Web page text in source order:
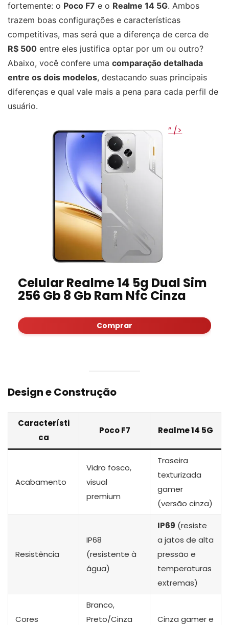
fortemente: o Poco F7 e o Realme 14 5G. Ambos
trazem boas configurações e características
competitivas, mas será que a diferença de cerca de
R$ 500 entre eles justifica optar por um ou outro?
Abaixo, você confere uma comparação detalhada
entre os dois modelos, destacando suas principais
diferenças e qual vale mais a pena para cada perfil de
usuário.
” />
Celular Realme 14 5g Dual Sim
256 Gb 8 Gb Ram Nfc Cinza
Comprar
Design e Construção
Característi
ca
Poco F7 Realme 14 5G
Acabamento
Vidro fosco,
visual
premium
Traseira
texturizada
gamer
(versão cinza)
Resistência
IP68
(resistente à
água)
IP69 (resiste
a jatos de alta
pressão e
temperaturas
extremas)
Cores
Branco,
Preto/Cinza
Cinza gamer e